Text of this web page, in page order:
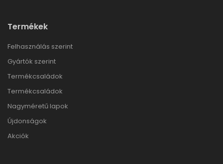
Termékek
Felhasználás szerint
Gyártók szerint
Termékcsaládok
Termékcsaládok
Nagyméretű lapok
Újdonságok
Akciók